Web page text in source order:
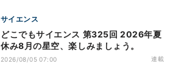
サイエンス
どこでもサイエンス 第325回 2026年夏
休み8月の星空、楽しみましょう。
2026/08/05 07:00 連載